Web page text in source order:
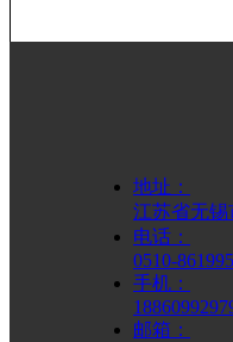
地址：
江苏省无锡
电话：
0510-
手机：
邮箱：